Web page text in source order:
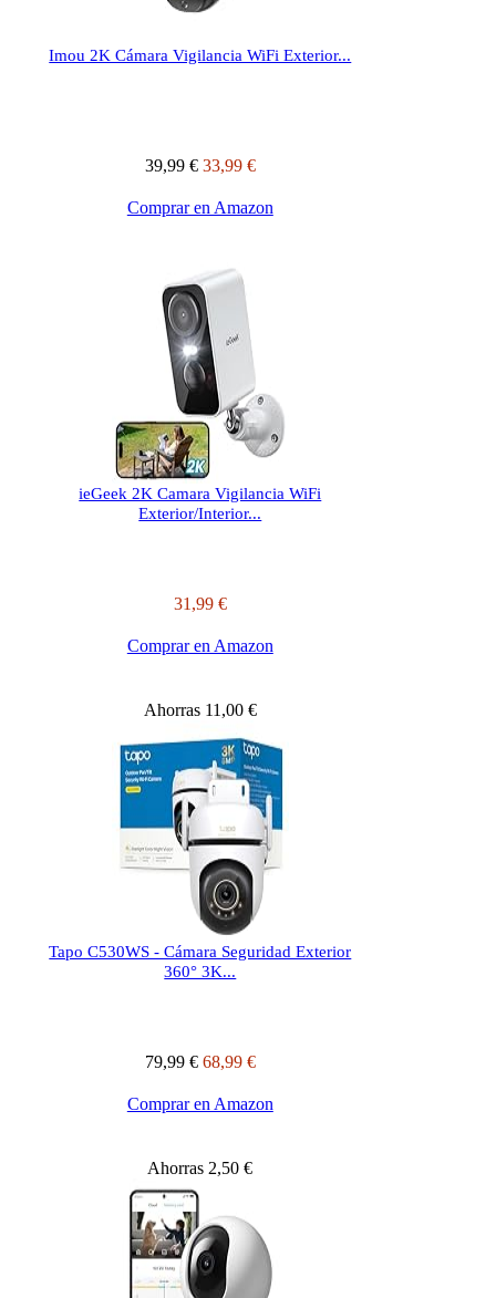
Imou 2K Cámara Vigilancia WiFi Exterior...
39,99 € 33,99 €
Comprar en Amazon
ieGeek 2K Camara Vigilancia WiFi
Exterior/Interior...
31,99 €
Comprar en Amazon
Ahorras 11,00 €
Tapo C530WS - Cámara Seguridad Exterior
360° 3K...
79,99 € 68,99 €
Comprar en Amazon
Ahorras 2,50 €